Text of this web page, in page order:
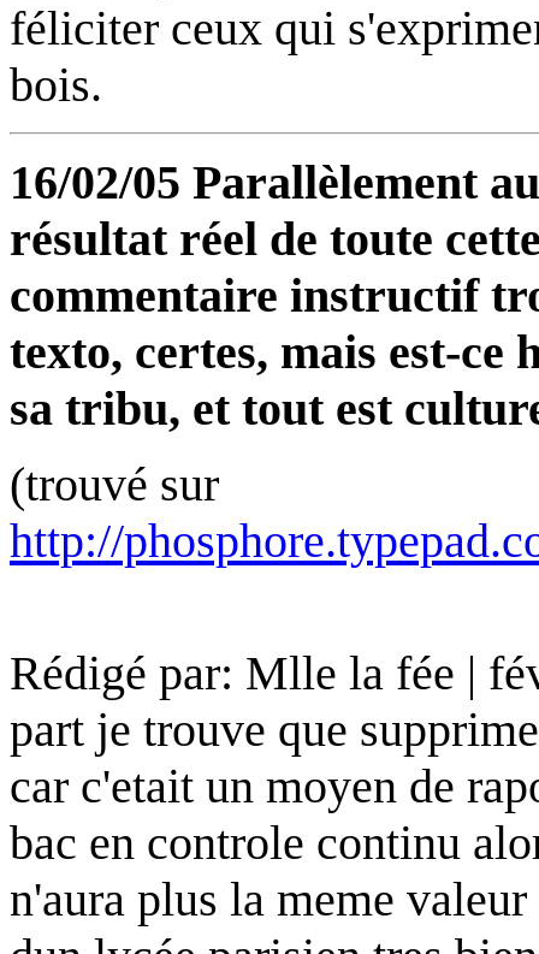
féliciter ceux qui
bois.
16/02/05 Parallèlement
résultat réel de toute
commentaire instructif
texto, certes, mais est-ce
sa tribu, et tout est
(trouvé sur
http://
Rédigé par: Mlle la fée |
part je trouve que
car c'etait un moyen de
bac en controle continu
n'aura plus la meme